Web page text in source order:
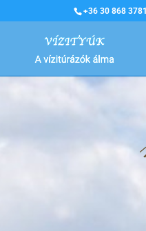
+36 30 868 3781